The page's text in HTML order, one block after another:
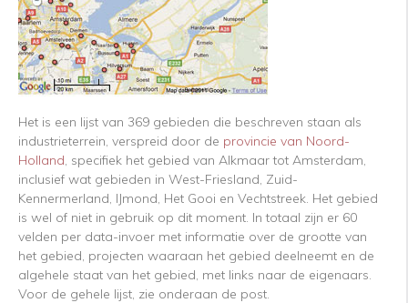
Het is een lijst van 369 gebieden die beschreven staan als
industrieterrein, verspreid door de provincie van Noord-
Holland, specifiek het gebied van Alkmaar tot Amsterdam,
inclusief wat gebieden in West-Friesland, Zuid-
Kennermerland, IJmond, Het Gooi en Vechtstreek. Het gebied
is wel of niet in gebruik op dit moment. In totaal zijn er 60
velden per data-invoer met informatie over de grootte van
het gebied, projecten waaraan het gebied deelneemt en de
algehele staat van het gebied, met links naar de eigenaars.
Voor de gehele lijst, zie onderaan de post.